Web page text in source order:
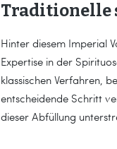
Traditionelle
Hinter diesem Imperial
Expertise in der
klassischen Verfahren,
entscheidende Schritt
dieser Abfüllung